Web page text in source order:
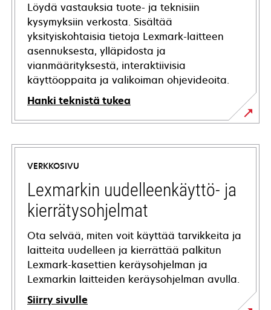
Löydä vastauksia tuote- ja teknisiin
kysymyksiin verkosta. Sisältää
yksityiskohtaisia tietoja Lexmark-laitteen
asennuksesta, ylläpidosta ja
vianmäärityksestä, interaktiivisia
käyttöoppaita ja valikoiman ohjevideoita.
Hanki teknistä tukea
opens
in
new
tab
VERKKOSIVU
Lexmarkin uudelleenkäyttö- ja
kierrätysohjelmat
Ota selvää, miten voit käyttää tarvikkeita ja
laitteita uudelleen ja kierrättää palkitun
Lexmark-kasettien keräysohjelman ja
Lexmarkin laitteiden keräysohjelman avulla.
Siirry sivulle